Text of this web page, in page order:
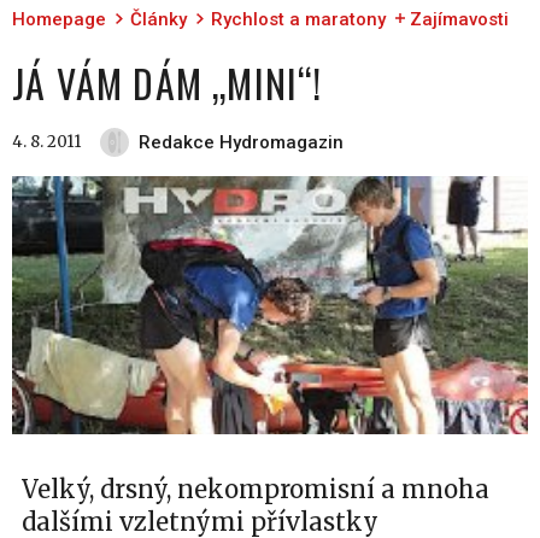
Homepage Články Rychlost a maratony Zajímavosti
JÁ VÁM DÁM „MINI“!
4. 8. 2011 Redakce Hydromagazin
Velký, drsný, nekompromisní a mnoha
dalšími vzletnými přívlastky